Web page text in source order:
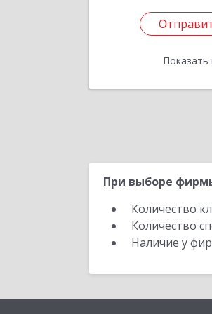
Показать
При выборе
Количество
Количество
Наличие у